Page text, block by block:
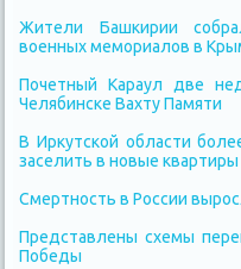
Жители Башкирии
военных мемориалов в
Почетный Караул две
Челябинске Вахту Памяти
В Иркутской области
заселить в новые
Смертность в России
Представлены схемы
Победы